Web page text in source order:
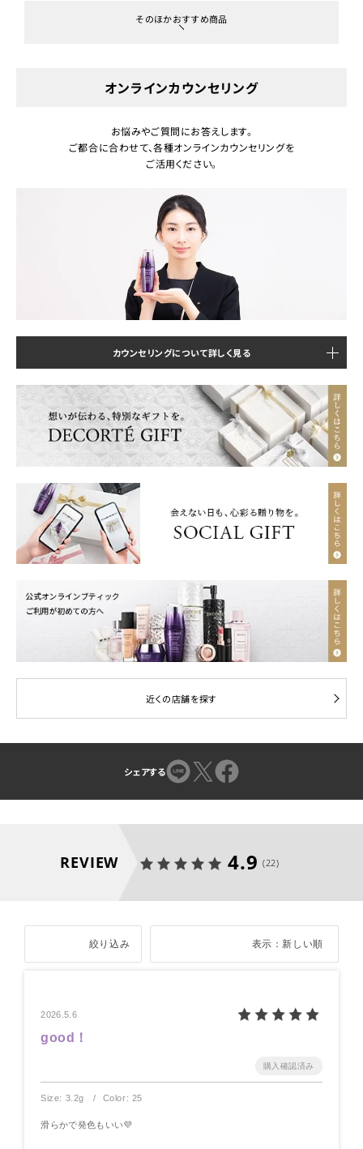
そのほかおすすめ商品
オンラインカウンセリング
お悩みやご質問にお答えします。
ご都合に合わせて、各種オンラインカウンセリングを
ご活用ください。
カウンセリングについて詳しく見る
近くの店舗を探す
シェアする
REVIEW 4.9 (22)
絞り込み 表示：新しい順
2026.5.6
good！
Size: 3.2g Color: 25
滑らかで発色もいい💜